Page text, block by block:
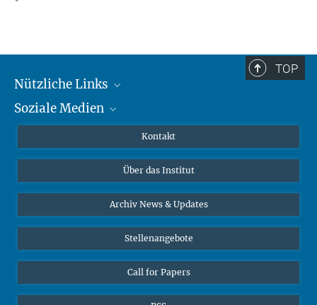
TOP
Nützliche Links
MMG Alumni Corner
Online-Vorträge
Interviews zum Thema "Diversity"
Soziale Medien
Bluesky
Kontakt
Über das Institut
Archiv News & Updates
Stellenangebote
Call for Papers